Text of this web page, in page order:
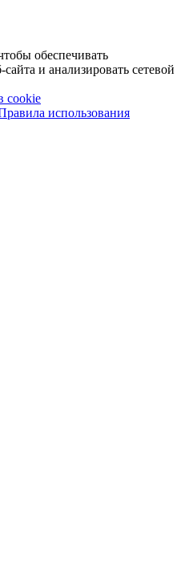
обеспечивать
и анализировать сетевой
cookie
использования